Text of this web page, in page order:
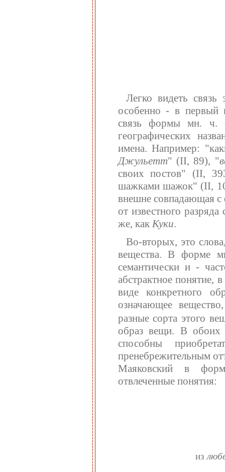
Легко видеть
особенно - в первый
связь формы мн. ч.
географических
имена. Например:
Джульетт" (II, 89), "
своих постов" (II,
шажками шажок" (II,
внешне совпадающая с
от известного
же, как Куки.
Во-вторых, это
вещества. В форме
семантически и -
абстрактное понятие,
виде конкретного
означающее
разные сорта этого
образ вещи. В обоих
способны
пренебрежительным
Маяковский в
отвлеченные понятия:
из